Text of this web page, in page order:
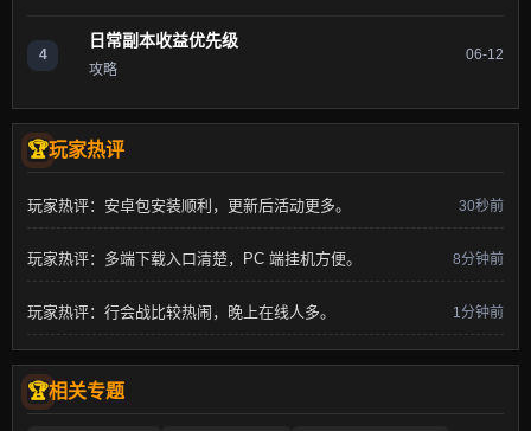
4
日常副本收益优先级
攻略
06-12
玩家热评
玩家热评：安卓包安装顺利，更新后活动更多。 30秒前
玩家热评：多端下载入口清楚，PC 端挂机方便。 8分钟前
玩家热评：行会战比较热闹，晚上在线人多。 1分钟前
相关专题